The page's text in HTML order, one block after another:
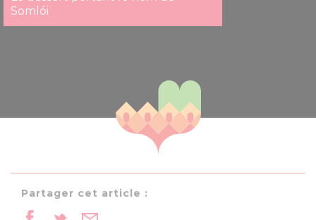
Somlói
Partager cet article :